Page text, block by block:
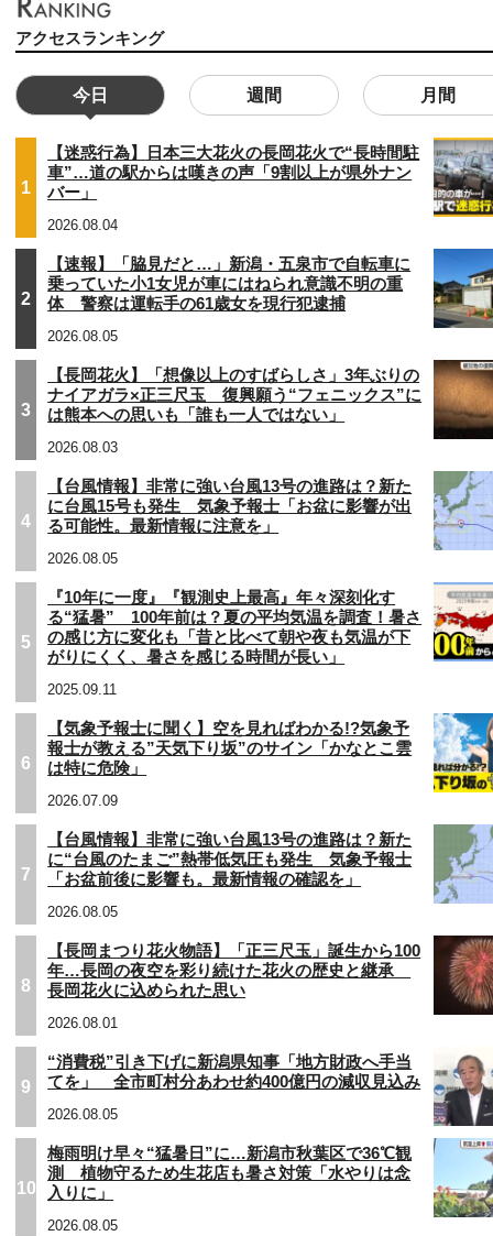
アクセスランキング
今日 週間 月間
1
【迷惑行為】日本三大花火の長岡花火で“長時間駐
車”…道の駅からは嘆きの声「9割以上が県外ナン
バー」
2026.08.04
2
【速報】「脇見だと…」新潟・五泉市で自転車に
乗っていた小1女児が車にはねられ意識不明の重
体 警察は運転手の61歳女を現行犯逮捕
2026.08.05
3
【長岡花火】「想像以上のすばらしさ」3年ぶりの
ナイアガラ×正三尺玉 復興願う“フェニックス”に
は熊本への思いも「誰も一人ではない」
2026.08.03
4
【台風情報】非常に強い台風13号の進路は？新た
に台風15号も発生 気象予報士「お盆に影響が出
る可能性。最新情報に注意を」
2026.08.05
5
『10年に一度』『観測史上最高』年々深刻化す
る“猛暑” 100年前は？夏の平均気温を調査！暑さ
の感じ方に変化も「昔と比べて朝や夜も気温が下
がりにくく、暑さを感じる時間が長い」
2025.09.11
6
【気象予報士に聞く】空を見ればわかる!?気象予
報士が教える”天気下り坂”のサイン「かなとこ雲
は特に危険」
2026.07.09
7
【台風情報】非常に強い台風13号の進路は？新た
に“台風のたまご”熱帯低気圧も発生 気象予報士
「お盆前後に影響も。最新情報の確認を」
2026.08.05
8
【長岡まつり花火物語】「正三尺玉」誕生から100
年…長岡の夜空を彩り続けた花火の歴史と継承
長岡花火に込められた思い
2026.08.01
9
“消費税”引き下げに新潟県知事「地方財政へ手当
てを」 全市町村分あわせ約400億円の減収見込み
2026.08.05
10
梅雨明け早々“猛暑日”に…新潟市秋葉区で36℃観
測 植物守るため生花店も暑さ対策「水やりは念
入りに」
2026.08.05